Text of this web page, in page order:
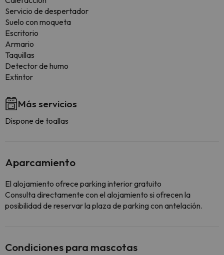
Servicio de despertador
Suelo con moqueta
Escritorio
Armario
Taquillas
Detector de humo
Extintor
Más servicios
Dispone de toallas
Aparcamiento
El alojamiento ofrece parking interior gratuito
Consulta directamente con el alojamiento si ofrecen la
posibilidad de reservar la plaza de parking con antelación.
Condiciones para mascotas